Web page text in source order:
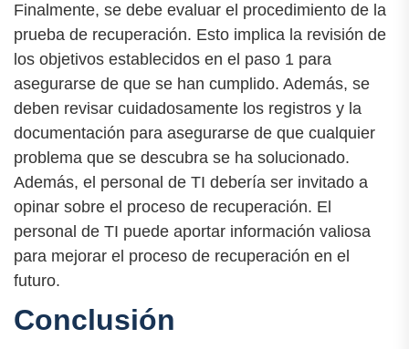
Finalmente, se debe evaluar el procedimiento de la
prueba de recuperación. Esto implica la revisión de
los objetivos establecidos en el paso 1 para
asegurarse de que se han cumplido. Además, se
deben revisar cuidadosamente los registros y la
documentación para asegurarse de que cualquier
problema que se descubra se ha solucionado.
Además, el personal de TI debería ser invitado a
opinar sobre el proceso de recuperación. El
personal de TI puede aportar información valiosa
para mejorar el proceso de recuperación en el
futuro.
Conclusión